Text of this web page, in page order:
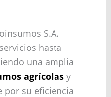
S.A.
hasta
una amplia
agrícolasy
por su eficiencia